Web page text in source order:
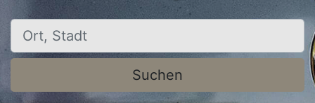
Ort, Stadt
Suchen